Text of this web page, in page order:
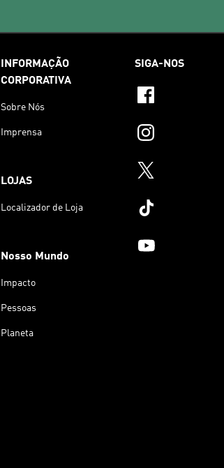
INFORMAÇÃO
CORPORATIVA
Sobre Nós
Imprensa
LOJAS
Localizador de Loja
Nosso Mundo
Impacto
Pessoas
Planeta
SIGA-NOS